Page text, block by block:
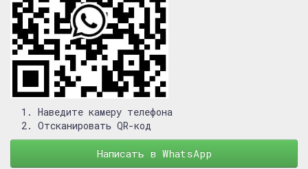
Наведите камеру телефона
Отсканировать QR-код
Написать в WhatsApp